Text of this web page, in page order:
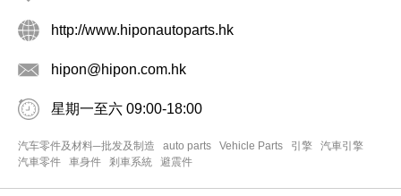
http://www.hiponautoparts.hk
hipon@hipon.com.hk
星期一至六 09:00-18:00
汽车零件及材料─批发及制造 auto parts Vehicle Parts 引擎
汽車引擎
汽車零件
車身件 剎車系統 避震件